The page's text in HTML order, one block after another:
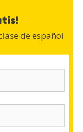
de español